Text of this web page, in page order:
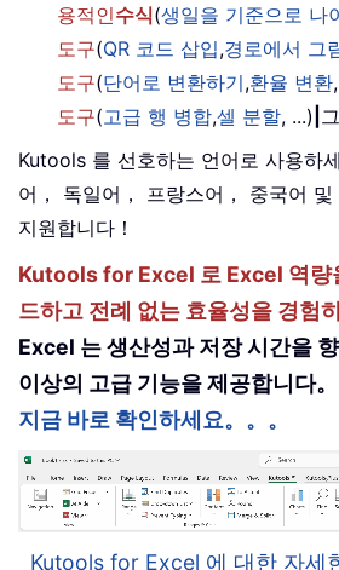
용적인수식(생일을 기준으로 나
도구(QR 코드 삽입,경로에서 그
도구(단어로 변환하기,환율 변환
도구(고급 행 병합,셀 분할, ...)
Kutools 를 선호하는 언어로 사용하
어， 독일어， 프랑스어， 중국어
지원합니다！
Kutools for Excel 로 Excel 역량
드하고 전례 없는 효율성을 경험하
Excel 는 생산성과 저장 시간을
이상의 고급 기능을 제공합니다。
지금 바로 확인하세요。。。
Kutools for Excel 에 대한 자세